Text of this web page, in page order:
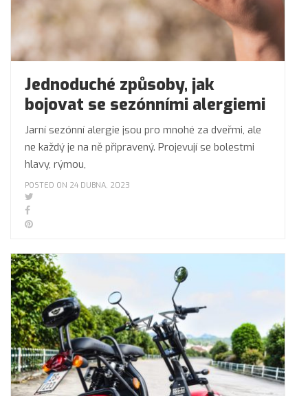
Jednoduché způsoby, jak
bojovat se sezónními alergiemi
Jarní sezónní alergie jsou pro mnohé za dveřmi, ale
ne každý je na ně připravený. Projevují se bolestmi
hlavy, rýmou,
POSTED ON 24 DUBNA, 2023